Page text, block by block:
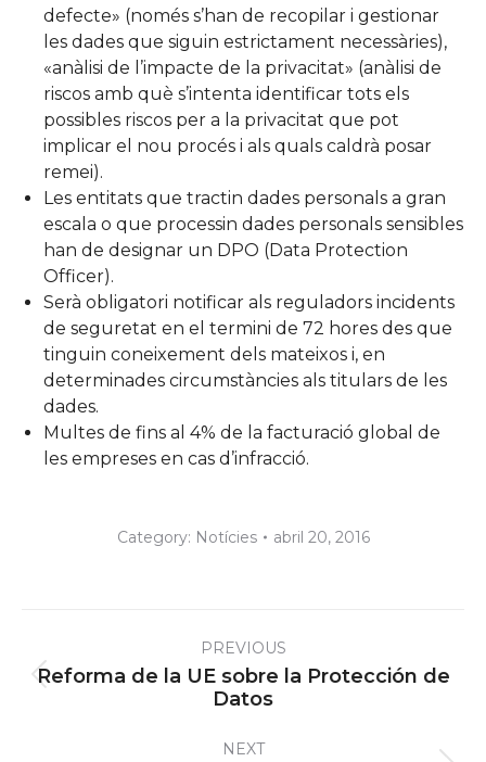
defecte» (només s’han de recopilar i gestionar
les dades que siguin estrictament necessàries),
«anàlisi de l’impacte de la privacitat» (anàlisi de
riscos amb què s’intenta identificar tots els
possibles riscos per a la privacitat que pot
implicar el nou procés i als quals caldrà posar
remei).
Les entitats que tractin dades personals a gran
escala o que processin dades personals sensibles
han de designar un DPO (Data Protection
Officer).
Serà obligatori notificar als reguladors incidents
de seguretat en el termini de 72 hores des que
tinguin coneixement dels mateixos i, en
determinades circumstàncies als titulars de les
dades.
Multes de fins al 4% de la facturació global de
les empreses en cas d’infracció.
Category: Notícies abril 20, 2016
navigationPREVIOUS
Previous
post:
Reforma de la UE sobre la Protección de
Datos
NEXT